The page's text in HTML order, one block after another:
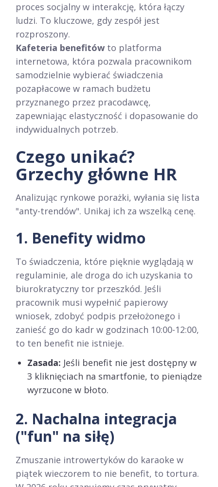
proces socjalny w interakcję, która łączy
ludzi. To kluczowe, gdy zespół jest
rozproszony.
Kafeteria benefitów to platforma
internetowa, która pozwala pracownikom
samodzielnie wybierać świadczenia
pozapłacowe w ramach budżetu
przyznanego przez pracodawcę,
zapewniając elastyczność i dopasowanie do
indywidualnych potrzeb.
Czego unikać?
Grzechy główne HR
Analizując rynkowe porażki, wyłania się lista
"anty-trendów". Unikaj ich za wszelką cenę.
1. Benefity widmo
To świadczenia, które pięknie wyglądają w
regulaminie, ale droga do ich uzyskania to
biurokratyczny tor przeszkód. Jeśli
pracownik musi wypełnić papierowy
wniosek, zdobyć podpis przełożonego i
zanieść go do kadr w godzinach 10:00-12:00,
to ten benefit nie istnieje.
Zasada: Jeśli benefit nie jest dostępny w
3 kliknięciach na smartfonie, to pieniądze
wyrzucone w błoto.
2. Nachalna integracja
("fun" na siłę)
Zmuszanie introwertyków do karaoke w
piątek wieczorem to nie benefit, to tortura.